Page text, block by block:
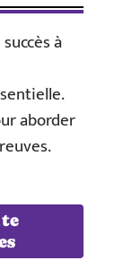
à
aborder